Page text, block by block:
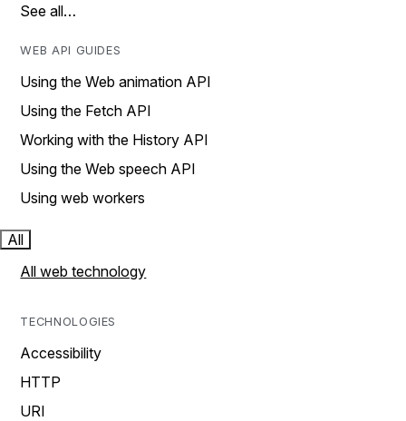
See all…
WEB API GUIDES
Using the Web animation API
Using the Fetch API
Working with the History API
Using the Web speech API
Using web workers
All
All web technology
TECHNOLOGIES
Accessibility
HTTP
URI